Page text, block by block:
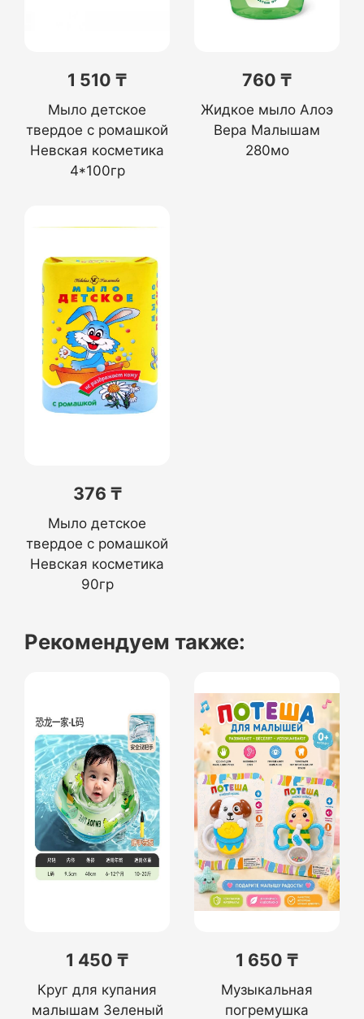
1 510 ₸
Мыло детское
твердое с ромашкой
Невская косметика
4*100гр
760 ₸
Жидкое мыло Алоэ
Вера Малышам
280мо
376 ₸
Мыло детское
твердое с ромашкой
Невская косметика
90гр
Рекомендуем также:
1 450 ₸
Круг для купания
малышам Зеленый
1 650 ₸
Музыкальная
погремушка